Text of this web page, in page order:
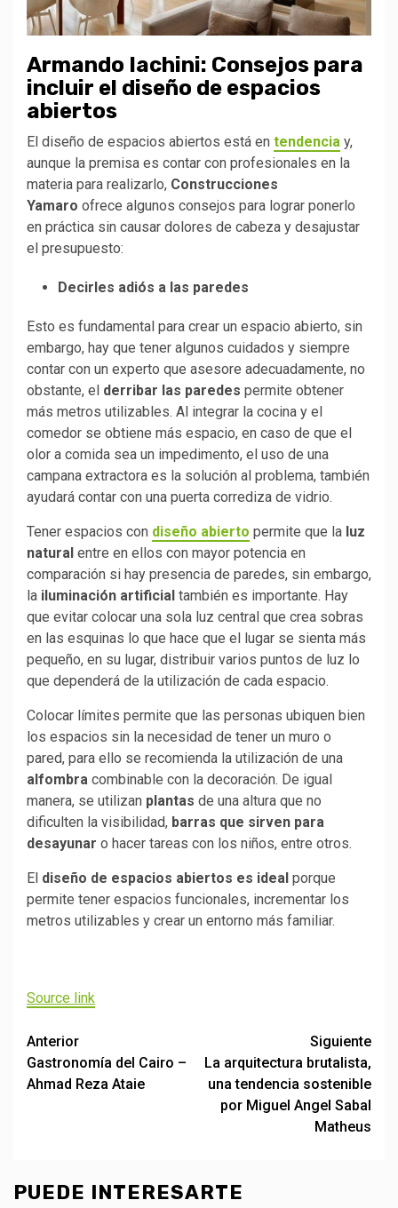
Armando Iachini: Consejos para
incluir el diseño de espacios
abiertos
El diseño de espacios abiertos está en tendencia y,
aunque la premisa es contar con profesionales en la
materia para realizarlo, Construcciones
Yamaro ofrece algunos consejos para lograr ponerlo
en práctica sin causar dolores de cabeza y desajustar
el presupuesto:
Decirles adiós a las paredes
Esto es fundamental para crear un espacio abierto, sin
embargo, hay que tener algunos cuidados y siempre
contar con un experto que asesore adecuadamente, no
obstante, el derribar las paredes permite obtener
más metros utilizables. Al integrar la cocina y el
comedor se obtiene más espacio, en caso de que el
olor a comida sea un impedimento, el uso de una
campana extractora es la solución al problema, también
ayudará contar con una puerta corrediza de vidrio.
Tener espacios con diseño abierto permite que la luz
natural entre en ellos con mayor potencia en
comparación si hay presencia de paredes, sin embargo,
la iluminación artificial también es importante. Hay
que evitar colocar una sola luz central que crea sobras
en las esquinas lo que hace que el lugar se sienta más
pequeño, en su lugar, distribuir varios puntos de luz lo
que dependerá de la utilización de cada espacio.
Colocar límites permite que las personas ubiquen bien
los espacios sin la necesidad de tener un muro o
pared, para ello se recomienda la utilización de una
alfombra combinable con la decoración. De igual
manera, se utilizan plantas de una altura que no
dificulten la visibilidad, barras que sirven para
desayunar o hacer tareas con los niños, entre otros.
El diseño de espacios abiertos es ideal porque
permite tener espacios funcionales, incrementar los
metros utilizables y crear un entorno más familiar.
Source link
Post
navigation
Anterior
Gastronomía del Cairo –
Ahmad Reza Ataie
Siguiente
La arquitectura brutalista,
una tendencia sostenible
por Miguel Angel Sabal
Matheus
PUEDE INTERESARTE